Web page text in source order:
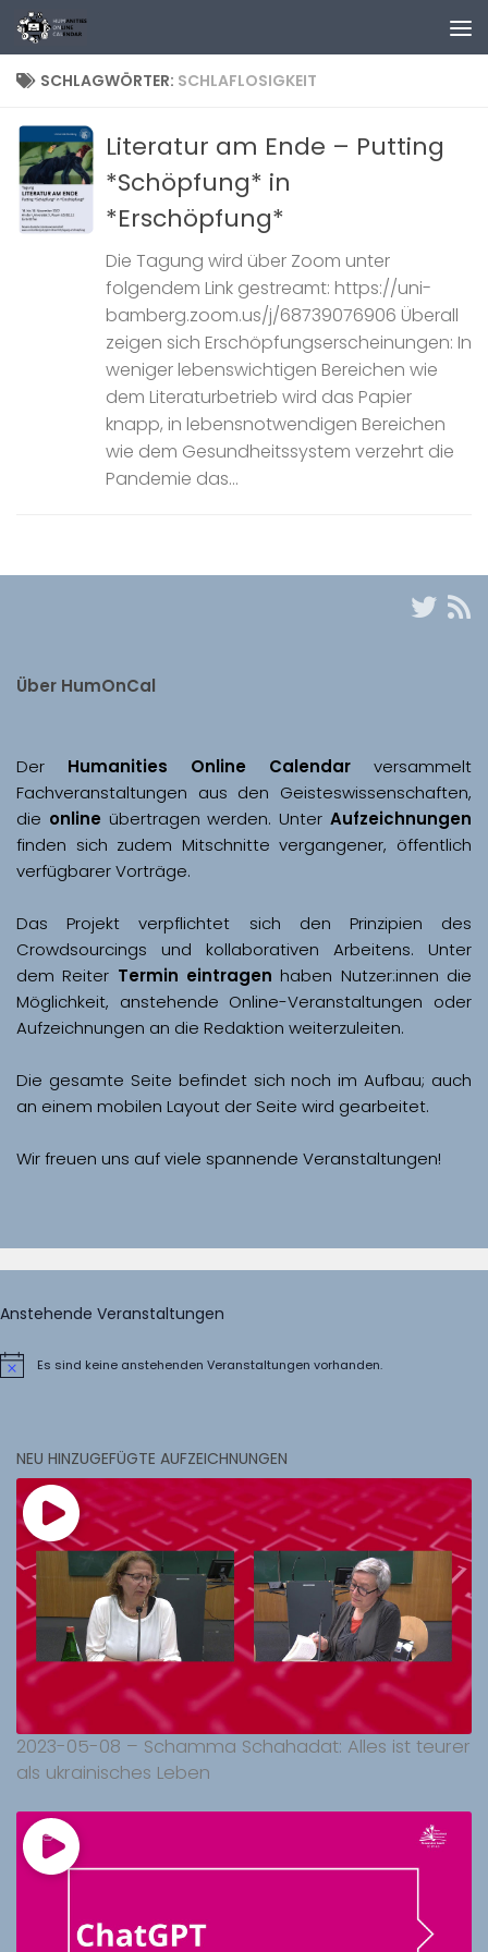
Zum Inhalt springen
SCHLAGWÖRTER: SCHLAFLOSIGKEIT
Literatur am Ende – Putting
*Schöpfung* in
*Erschöpfung*
Die Tagung wird über Zoom unter
folgendem Link gestreamt: https://uni-
bamberg.zoom.us/j/68739076906 Überall
zeigen sich Erschöpfungserscheinungen: In
weniger lebenswichtigen Bereichen wie
dem Literaturbetrieb wird das Papier
knapp, in lebensnotwendigen Bereichen
wie dem Gesundheitssystem verzehrt die
Pandemie das...
Über HumOnCal
Der Humanities Online Calendar versammelt
Fachveranstaltungen aus den Geisteswissenschaften,
die online übertragen werden. Unter Aufzeichnungen
finden sich zudem Mitschnitte vergangener, öffentlich
Das Projekt verpflichtet sich den Prinzipien des
Crowdsourcings und kollaborativen Arbeitens. Unter
dem Reiter Termin eintragen haben Nutzer:innen die
Möglichkeit, anstehende Online-Veranstaltungen oder
Aufzeichnungen an die Redaktion weiterzuleiten.
Die gesamte Seite befindet sich noch im Aufbau; auch
Wir freuen uns auf viele spannende Veranstaltungen!
Anstehende Veranstaltungen
HinweisEs sind keine anstehenden Veranstaltungen vorhanden.
NEU HINZUGEFÜGTE AUFZEICHNUNGEN
2023-05-08 – Schamma Schahadat: Alles ist teurer
als ukrainisches Leben